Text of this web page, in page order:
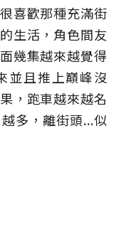
喜歡那種充滿街
生活，角色間友
幾集越來越覺得
並且推上巔峰沒
，跑車越來越名
多，離街頭...似